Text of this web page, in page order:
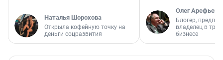
Наталья Шорохова
Открыла кофейную точку на
деньги соцразвития
Олег Арефьев
Блогер,
владелец в
бизнесе